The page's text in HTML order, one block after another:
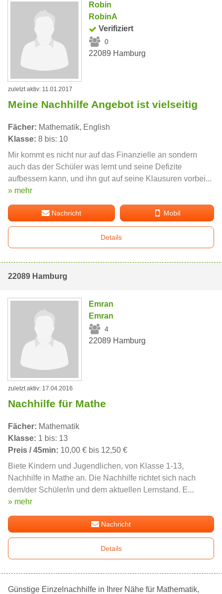
Robin
RobinA
Verifiziert
0
22089 Hamburg
zuletzt aktiv: 11.01.2017
Meine Nachhilfe Angebot ist vielseitig
Fächer: Mathematik, English
Klasse: 8 bis: 10
Mir kommt es nicht nur auf das Finanzielle an sondern
auch das der Schüler was lernt und seine Defizite
aufbessern kann, und ihn gut auf seine Klausuren vorbei...
» mehr
Nachricht Mobil
Details
22089 Hamburg
Emran
Emran
4
22089 Hamburg
zuletzt aktiv: 17.04.2016
Nachhilfe für Mathe
Fächer: Mathematik
Klasse: 1 bis: 13
Preis / 45min: 10,00 € bis 12,50 €
Biete Kindern und Jugendlichen, von Klasse 1-13,
Nachhilfe in Mathe an. Die Nachhilfe richtet sich nach
dem/der Schüler/in und dem aktuellen Lernstand. E...
» mehr
Nachricht
Details
Günstige Einzelnachhilfe in Ihrer Nähe für Mathematik,